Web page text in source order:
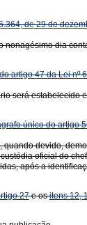
de 29 de
nonagésimo dia
artigo 47 da Lei nº
será
único do artigo
devido,
oficial do
após a
27e ositens 12,